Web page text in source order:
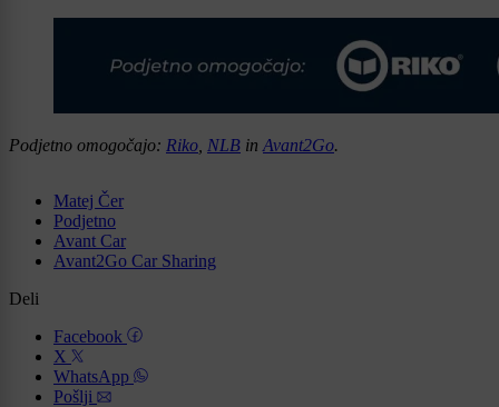
Podjetno omogočajo: Riko NLB in Avant2Go.
Matej Čer
Podjetno
Avant Car
Avant2Go Car Sharing
Deli
Facebook
X
WhatsApp
Pošlji